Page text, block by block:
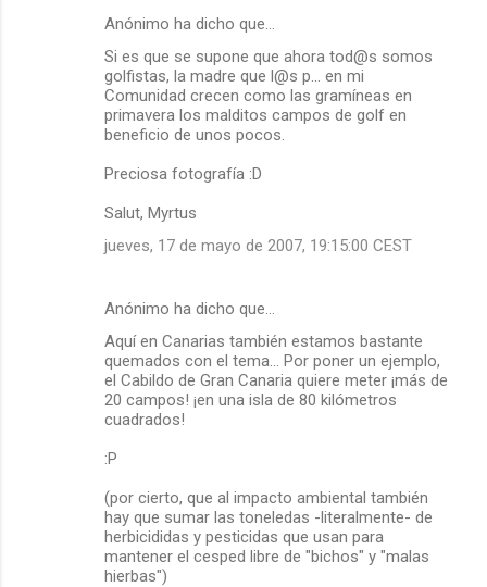
Anónimo ha dicho que…
Si es que se supone que ahora tod@s somos
golfistas, la madre que l@s p... en mi
Comunidad crecen como las gramíneas en
primavera los malditos campos de golf en
beneficio de unos pocos.
Preciosa fotografía :D
Salut, Myrtus
jueves, 17 de mayo de 2007, 19:15:00 CEST
Anónimo ha dicho que…
Aquí en Canarias también estamos bastante
quemados con el tema... Por poner un ejemplo,
el Cabildo de Gran Canaria quiere meter ¡más de
20 campos! ¡en una isla de 80 kilómetros
cuadrados!
:P
(por cierto, que al impacto ambiental también
hay que sumar las toneledas -literalmente- de
herbicididas y pesticidas que usan para
mantener el cesped libre de "bichos" y "malas
hierbas")